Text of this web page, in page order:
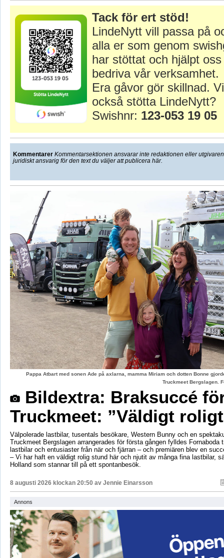
Tack för ert stöd!
LindeNytt vill passa på
alla er som genom
har stöttat och hjälpt
bedriva vår verksamhet.
Era gåvor gör skillnad.
också stötta LindeNytt?
Swishnr: 123-053 19 05
Kommentarer Kommentarsektionen ansvarar inte redaktionen eller
juridiskt ansvarig för den text du väljer att publicera här.
Pappa Atbart med sonen Ade på axlarna, mamma Miriam och dotten Bonne
Truckmeet Bergslagen.
Bildextra: Braksuccé
Truckmeet: ”Väldigt
Välpolerade lastbilar, tusentals besökare, Western Bunny och en
Truckmeet Bergslagen arrangerades för första gången fylldes Fornaboda
lastbilar och entusiaster från när och fjärran – och premiären blev en
– Vi har haft en väldigt rolig stund här och njutit av många fina lastbilar,
Holland som stannar till på ett spontanbesök.
8 augusti 2026 klockan 20:50 av Jennie Einarsson
Annons